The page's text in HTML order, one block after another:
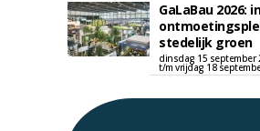
GaLaBau 2026:
stedelijk groen
dinsdag 15 september
t/m vrijdag 18